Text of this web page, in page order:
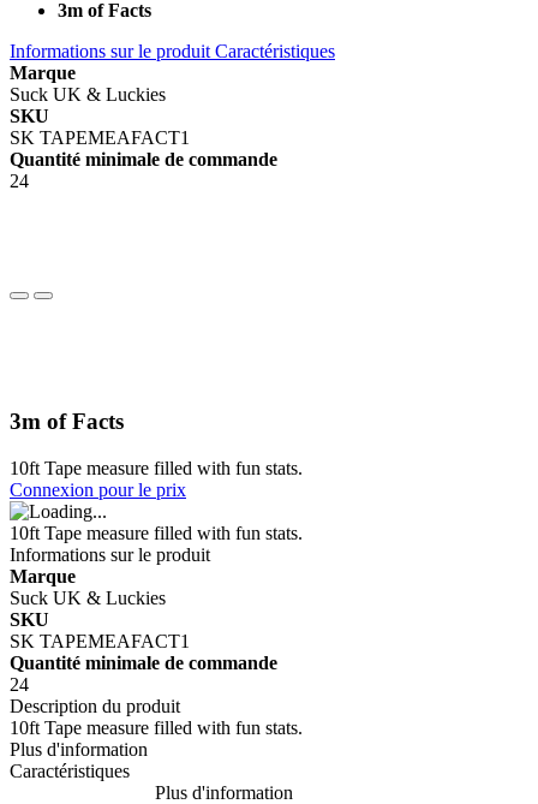
3m of Facts
Informations sur le produit Caractéristiques
Marque
Suck UK & Luckies
SKU
SK TAPEMEAFACT1
Quantité minimale de commande
24
3m of Facts
10ft Tape measure filled with fun stats.
Connexion pour le prix
10ft Tape measure filled with fun stats.
Informations sur le produit
Marque
Suck UK & Luckies
SKU
SK TAPEMEAFACT1
Quantité minimale de commande
24
Description du produit
10ft Tape measure filled with fun stats.
Plus d'information
Caractéristiques
Plus d'information